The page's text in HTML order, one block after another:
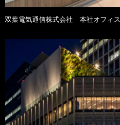
双葉電気通信株式会社 本社オフィス